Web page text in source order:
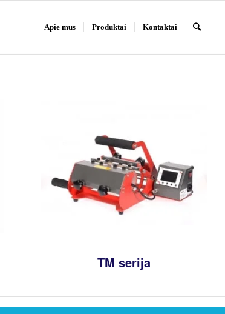
Apie mus Produktai Kontaktai
TM serija